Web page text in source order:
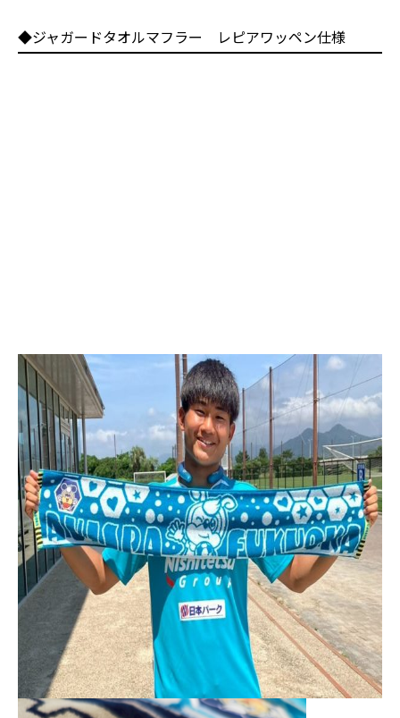
◆ジャガードタオルマフラー レピアワッペン仕様